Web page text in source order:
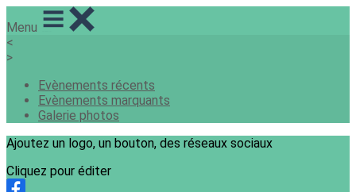
Menu
<
>
Evènements récents
Evènements marquants
Galerie photos
Ajoutez un logo, un bouton, des réseaux sociaux
Cliquez pour éditer